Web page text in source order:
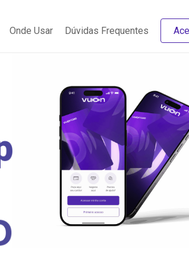
Onde Usar Dúvidas Frequentes